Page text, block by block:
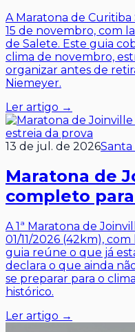
A Maratona de
15 de novembro, com
de Salete. Este guia
clima de novembro,
organizar antes de
Niemeyer.
Ler artigo →
13 de jul. de 2026Santa
Maratona de
completo
A 1ª Maratona de
01/11/2026 (42km),
guia reúne o que já
declara o que ainda
se preparar para o
histórico.
Ler artigo →